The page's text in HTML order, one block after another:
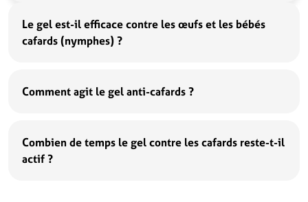
Le gel est-il efficace contre les œufs et les bébés
cafards (nymphes) ?
Comment agit le gel anti-cafards ?
Combien de temps le gel contre les cafards reste-t-il
actif ?